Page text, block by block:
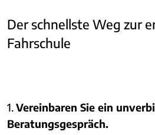
Der schnellste Weg zur
Fahrschule
1.Vereinbaren Sie ein
Beratungsgespräch.